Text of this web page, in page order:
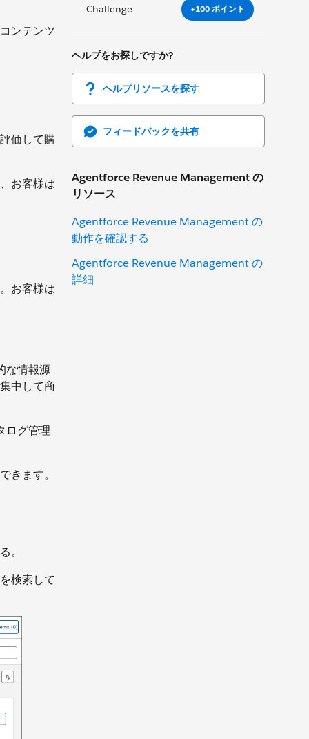
Challenge +100 ポイント
ヘルプをお探しですか?
ヘルプリソースを探す
フィードバックを共有
Agentforce Revenue Management の
リソース
Agentforce Revenue Management の
動作を確認する
Agentforce Revenue Management の
詳細
ンテンツ
価して購
お客様は
お客様は
な情報源
中して商
ログ管理
きます。
。
検索して